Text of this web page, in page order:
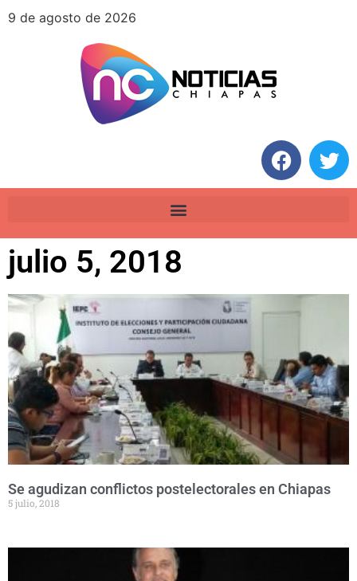
9 de agosto de 2026
julio 5, 2018
Se agudizan conflictos postelectorales en Chiapas
5 julio, 2018